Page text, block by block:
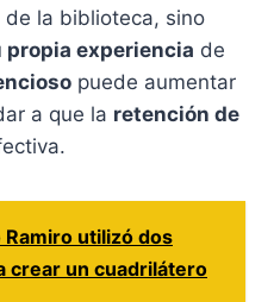
la biblioteca, sino
propia experiencia de
puede aumentar
a que la retención de
Ramiro utilizó dos
crear un cuadrilátero